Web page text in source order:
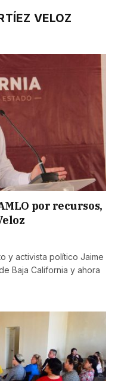
VELOZ
por recursos,
y activista político Jaime
Baja California y ahora